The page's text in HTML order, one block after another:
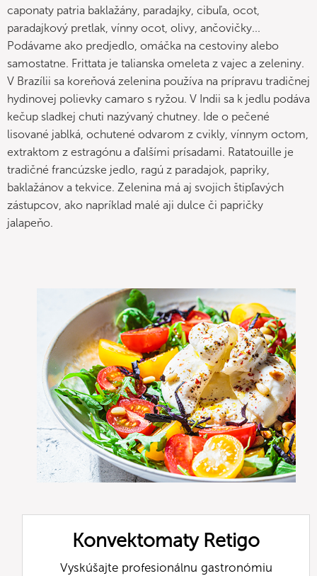
caponaty patria baklažány, paradajky, cibuľa, ocot,
paradajkový pretlak, vínny ocot, olivy, ančovičky...
Podávame ako predjedlo, omáčka na cestoviny alebo
samostatne. Frittata je talianska omeleta z vajec a zeleniny.
V Brazílii sa koreňová zelenina používa na prípravu tradičnej
hydinovej polievky camaro s ryžou. V Indii sa k jedlu podáva
kečup sladkej chuti nazývaný chutney. Ide o pečené
lisované jablká, ochutené odvarom z cvikly, vínnym octom,
extraktom z estragónu a ďalšími prísadami. Ratatouille je
tradičné francúzske jedlo, ragú z paradajok, papriky,
baklažánov a tekvice. Zelenina má aj svojich štipľavých
zástupcov, ako napríklad malé aji dulce či papričky
jalapeňo.
Konvektomaty Retigo
Vyskúšajte profesionálnu gastronómiu